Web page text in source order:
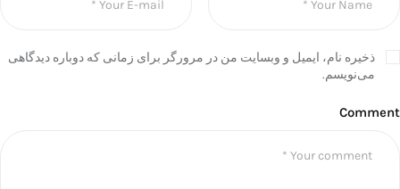
ذخیره نام، ایمیل و وبسایت من در مرورگر برای زمانی که دوباره دیدگاهی
می‌نویسم.
Comment